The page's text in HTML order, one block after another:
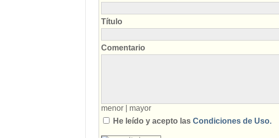
Título
Comentario
menor
mayor
He leído y acepto las Condiciones de Uso.